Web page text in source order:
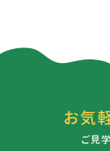
お気
ご見